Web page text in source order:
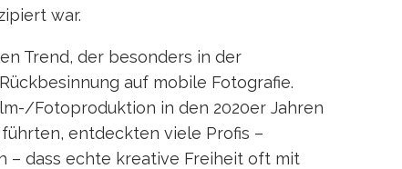
war.
Trend, der besonders in der
auf mobile Fotografie.
Fotoproduktion in den 2020er Jahren
entdeckten viele Profis –
– dass echte kreative Freiheit oft mit